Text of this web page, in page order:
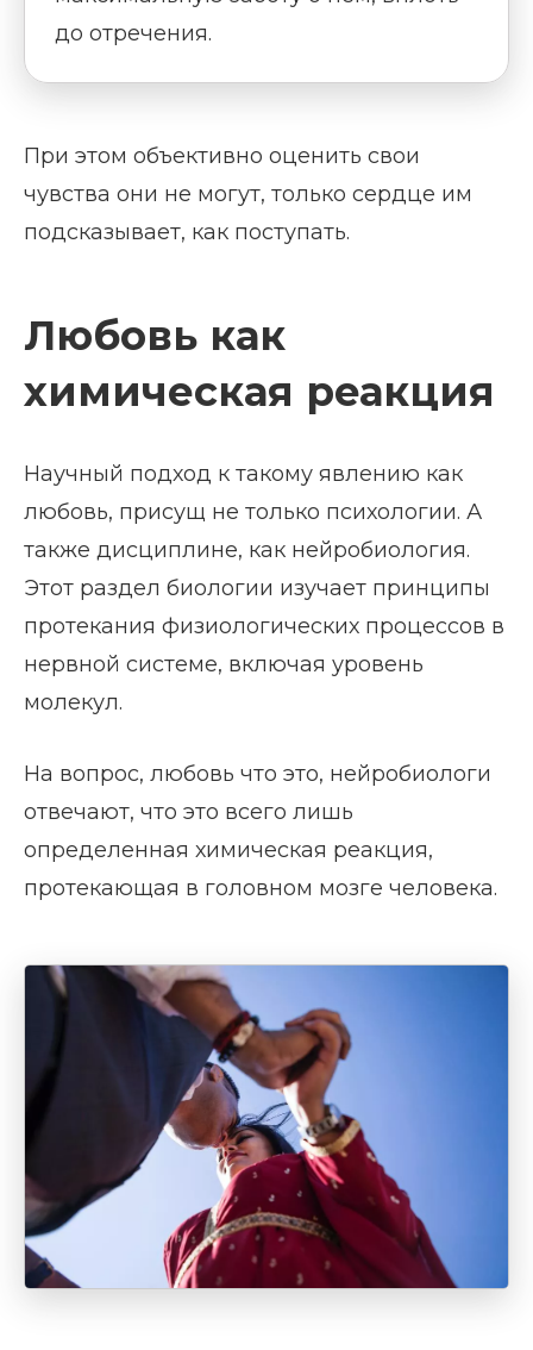
до отречения.
При этом объективно оценить свои
чувства они не могут, только сердце им
подсказывает, как поступать.
Любовь как
химическая реакция
Научный подход к такому явлению как
любовь, присущ не только психологии. А
также дисциплине, как нейробиология.
Этот раздел биологии изучает принципы
протекания физиологических процессов в
нервной системе, включая уровень
молекул.
На вопрос, любовь что это, нейробиологи
отвечают, что это всего лишь
определенная химическая реакция,
протекающая в головном мозге человека.